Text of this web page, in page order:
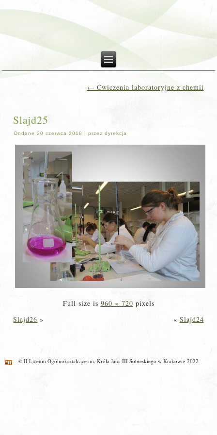
← Ćwiczenia laboratoryjne z chemii
Slajd25
Dodane 20 czerwca 2018 |przez dyrekcja
Full size is 960 × 720 pixels
Slajd26 » « Slajd24
© II Liceum Ogólnokształcące im. Króla Jana III Sobieskiego w Krakowie 2022